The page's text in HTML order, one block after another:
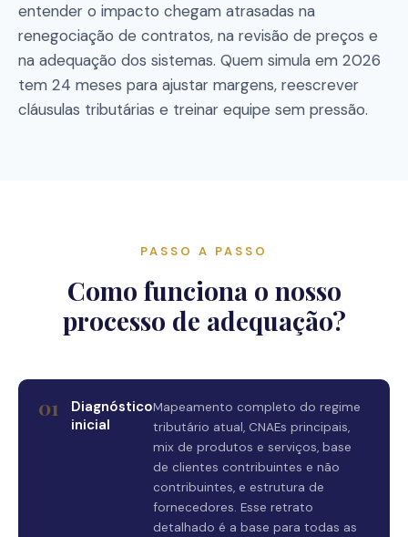
entender o impacto chegam atrasadas na
renegociação de contratos, na revisão de preços e
na adequação dos sistemas. Quem simula em 2026
tem 24 meses para ajustar margens, reescrever
cláusulas tributárias e treinar equipe sem pressão.
PASSO A PASSO
Como funciona o nosso
processo de adequação?
01
Diagnóstico
inicial
Mapeamento completo do regime
tributário atual, CNAEs principais,
mix de produtos e serviços, base
de clientes contribuintes e não
contribuintes, e estrutura de
fornecedores. Esse retrato
detalhado é a base para todas as